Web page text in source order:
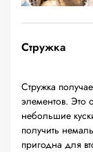
Стружка
Стружка
элементов. Это
небольшие
получить
пригодна для